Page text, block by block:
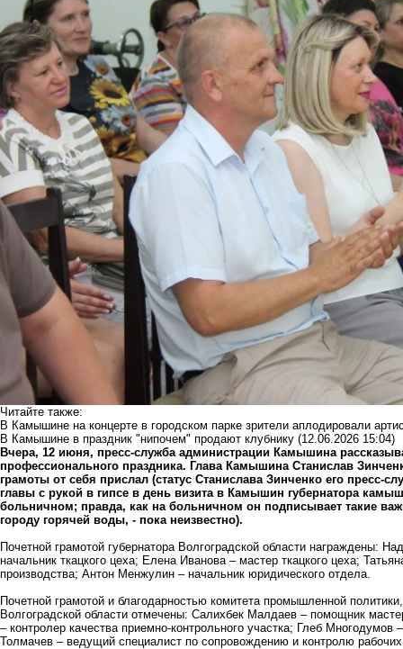
Читайте также:
В Камышине на концерте в городском парке зрители аплодировали
В Камышине в праздник "нипочем" продают клубнику (12.06.2026 15:04)
Вчера, 12 июня, пресс-служба администрации Камышина
профессионального праздника. Глава Камышина Станислав
грамоты от себя прислал (статус Станислава Зинченко его пресс-
главы с рукой в гипсе в день визита в Камышин губернатора
больничном; правда, как на больничном он подписывает такие
городу горячей воды, - пока неизвестно).
Почетной грамотой губернатора Волгоградской области награждены:
начальник ткацкого цеха; Елена Иванова – мастер ткацкого цеха;
производства; Антон Менжулин – начальник юридического отдела.
Почетной грамотой и благодарностью комитета промышленной
Волгоградской области отмечены: Салихбек Малдаев – помощник
– контролер качества приемно-контрольного участка; Глеб
Толмачев – ведущий специалист по сопровождению и контролю